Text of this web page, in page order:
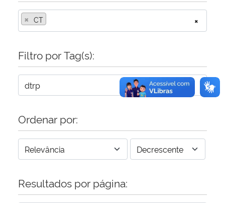
Planalto ×
× CT
Filtro por Tag(s):
Ordenar por:
Resultados por página: